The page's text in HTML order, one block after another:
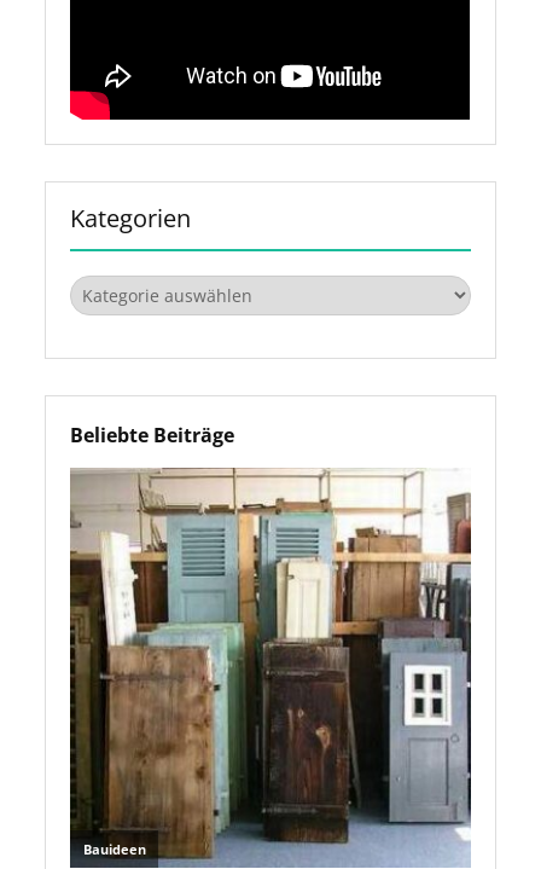
Kategorien
Kategorien
Beliebte Beiträge